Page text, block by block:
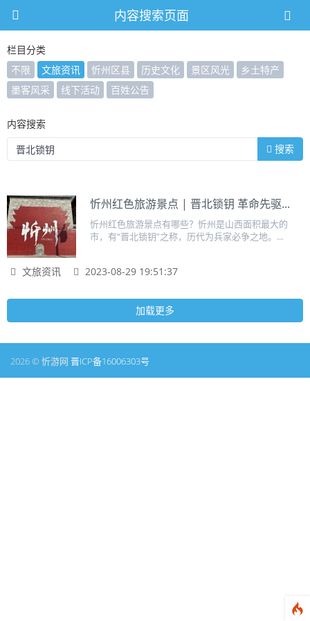
内容搜索页面
栏目分类
不限
文旅资讯 忻州区县 历史文化 景区风光
乡土特产
墨客风采
线下活动 百姓公告
内容搜索
搜索
忻州红色旅游景点 | 晋北锁钥 革命先驱...
忻州红色旅游景点有哪些？忻州是山西面积最大的
市，有“晋北锁钥”之称，历代为兵家必争之地。...
文旅资讯 2023-08-29 19:51:37
加载更多
2026 © 忻游网 晋ICP备16006303号